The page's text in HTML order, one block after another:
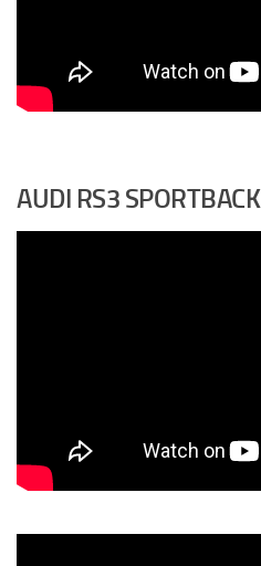
AUDI RS3 SPORTBACK